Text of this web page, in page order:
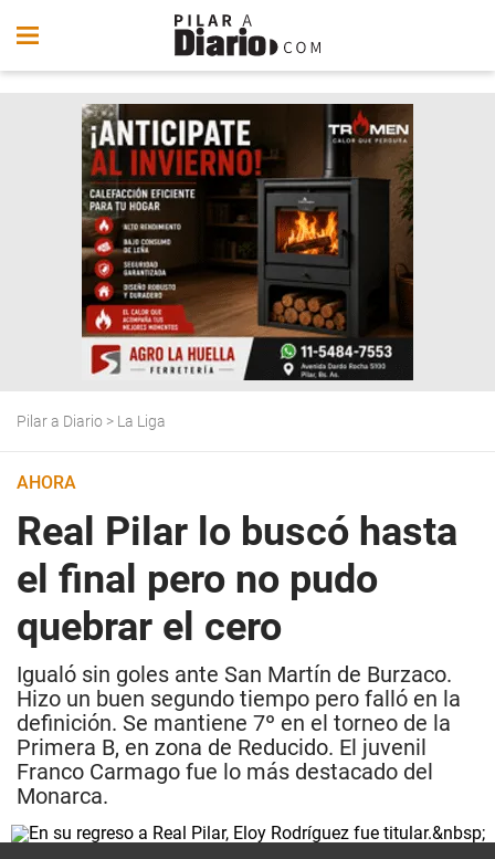
Pilar a Diario > La Liga
AHORA
Real Pilar lo buscó hasta
el final pero no pudo
quebrar el cero
Igualó sin goles ante San Martín de Burzaco.
Hizo un buen segundo tiempo pero falló en la
definición. Se mantiene 7º en el torneo de la
Primera B, en zona de Reducido. El juvenil
Franco Carmago fue lo más destacado del
Monarca.